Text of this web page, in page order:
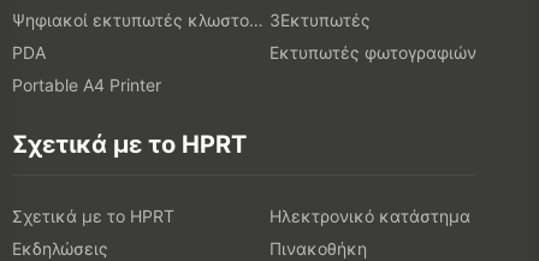
Ψηφιακοί εκτυπωτές κλωστοϋφαντουργικών προϊόντων 3Εκτυπωτές
PDA
Εκτυπωτές φωτογραφιών
Portable A4 Printer
Σχετικά με το HPRT
Σχετικά με το HPRT
Ηλεκτρονικό κατάστημα
Εκδηλώσεις
Πινακοθήκη